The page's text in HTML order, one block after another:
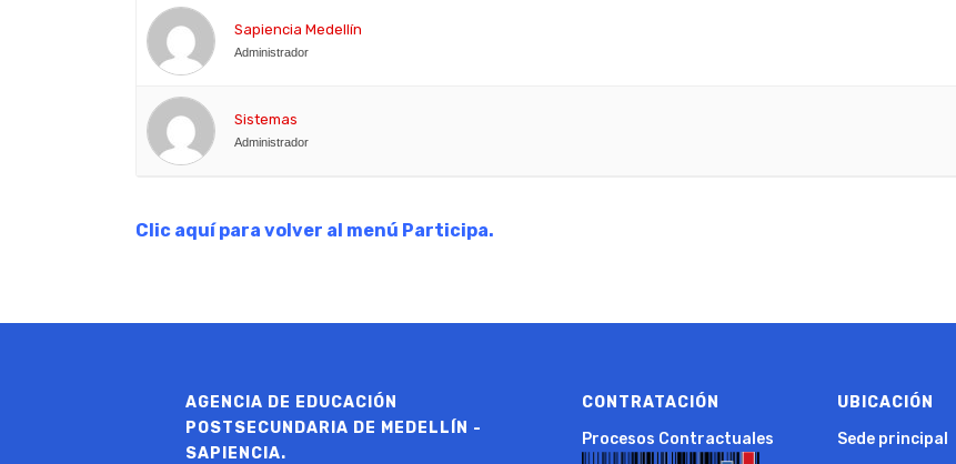
Sapiencia Medellín
Administrador
Sistemas
Administrador
Clic aquí para volver al menú Participa.
AGENCIA DE EDUCACIÓN
POSTSECUNDARIA DE MEDELLÍN -
SAPIENCIA.
CONTRATACIÓN
Procesos Contractuales
UBICACIÓN
Sede principal